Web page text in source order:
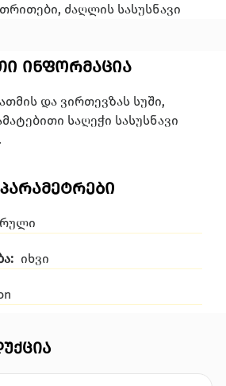
, ძაღლის სასუსნავი
ინფორმაცია
და ვირთევზას სუში,
საღეჭი სასუსნავი
იხვი